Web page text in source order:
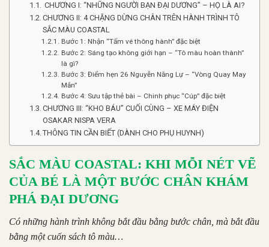
CHƯƠNG I: “NHỮNG NGƯỜI BẠN ĐẠI DƯƠNG” – HỌ LÀ AI?
CHƯƠNG II: 4 CHẶNG DỪNG CHÂN TRÊN HÀNH TRÌNH TÔ
SẮC MÀU COASTAL
Bước 1: Nhận “Tấm vé thông hành” đặc biệt
Bước 2: Sáng tạo không giới hạn – “Tô màu hoàn thành”
là gì?
Bước 3: Điểm hẹn 26 Nguyễn Năng Lự – “Vòng Quay May
Mắn”
Bước 4: Sưu tập thẻ bài – Chinh phục “Cúp” đặc biệt
CHƯƠNG III: “KHO BÁU” CUỐI CÙNG – XE MÁY ĐIỆN
OSAKAR NISPA VERA
THÔNG TIN CẦN BIẾT (DÀNH CHO PHỤ HUYNH)
SẮC MÀU COASTAL: KHI MỖI NÉT VẼ
CỦA BÉ LÀ MỘT BƯỚC CHÂN KHÁM
PHÁ ĐẠI DƯƠNG
Có những hành trình không bắt đầu bằng bước chân, mà bắt đầu
bằng một cuốn sách tô màu…